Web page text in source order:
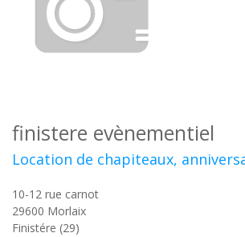
finistere evènementiel
Location de chapiteaux,
10-12 rue carnot
29600 Morlaix
Finistére (29)